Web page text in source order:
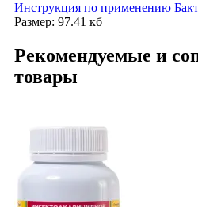
Инструкция по применению
Размер: 97.41 кб
Рекомендуемые и
товары